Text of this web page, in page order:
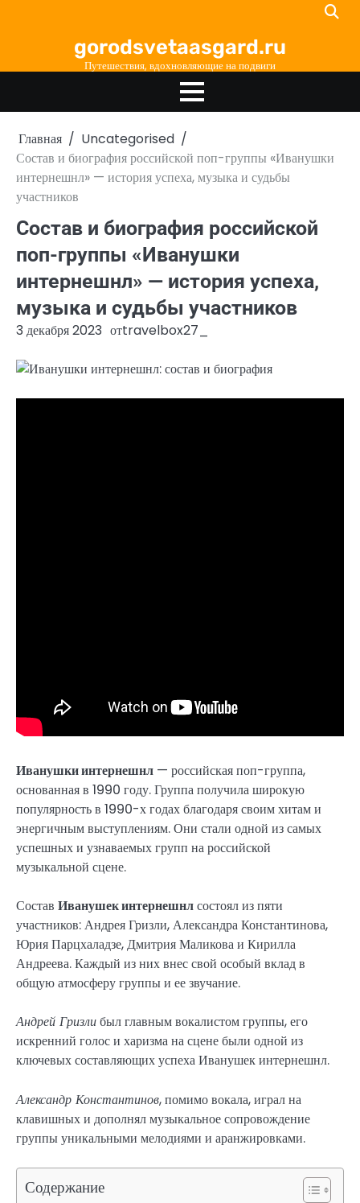
gorodsvetaasgard.ru
Путешествия, вдохновляющие на подвиги
Главная
Uncategorised
Состав и биография российской поп-группы «Иванушки
интернешнл» — история успеха, музыка и судьбы
участников
Состав и биография российской
поп-группы «Иванушки
интернешнл» — история успеха,
музыка и судьбы участников
3 декабря 2023 отtravelbox27_
Иванушки интернешнл — российская поп-группа,
основанная в 1990 году. Группа получила широкую
популярность в 1990-х годах благодаря своим хитам и
энергичным выступлениям. Они стали одной из самых
успешных и узнаваемых групп на российской
музыкальной сцене.
Состав Иванушек интернешнлсостоял из пяти
участников: Андрея Гризли, Александра Константинова,
Юрия Парцхаладзе, Дмитрия Маликова и Кирилла
Андреева. Каждый из них внес свой особый вклад в
общую атмосферу группы и ее звучание.
Андрей Гризлибыл главным вокалистом группы, его
искренний голос и харизма на сцене были одной из
ключевых составляющих успеха Иванушек интернешнл.
Александр Константинов, помимо вокала, играл на
клавишных и дополнял музыкальное сопровождение
группы уникальными мелодиями и аранжировками.
Содержание